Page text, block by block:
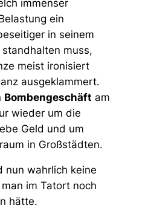
immenser
ein
in seinem
muss,
meist ironisiert
ausgeklammert.
Bombengeschäft am
wieder um die
Geld und um
in Großstädten.
nun wahrlich keine
im Tatort noch
hätte.